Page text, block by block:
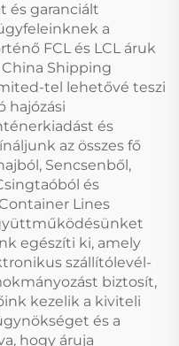
és garanciált
a
FCL és LCL áruk
Shipping
tel lehetővé teszi
hajózási
és
az összes fő
Sencsenből,
és
Lines
egészíti ki, amely
szállítólevél-
biztosít,
kezelik a kiviteli
és a
hogy áruja